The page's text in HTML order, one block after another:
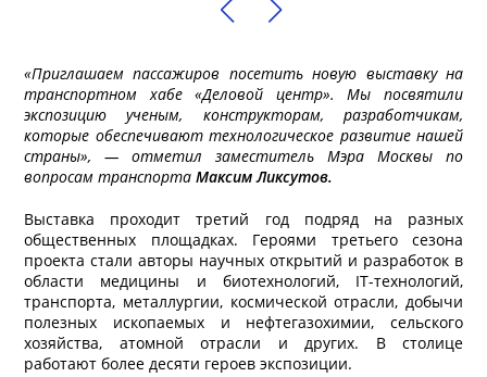
«Приглашаем пассажиров посетить новую выставку на
транспортном хабе «Деловой центр». Мы посвятили
экспозицию ученым, конструкторам, разработчикам,
которые обеспечивают технологическое развитие нашей
страны», — отметил заместитель Мэра Москвы по
вопросам транспорта Максим Ликсутов.
Выставка проходит третий год подряд на разных
общественных площадках. Героями третьего сезона
проекта стали авторы научных открытий и разработок в
области медицины и биотехнологий, IT-технологий,
транспорта, металлургии, космической отрасли, добычи
полезных ископаемых и нефтегазохимии, сельского
хозяйства, атомной отрасли и других. В столице
работают более десяти героев экспозиции.